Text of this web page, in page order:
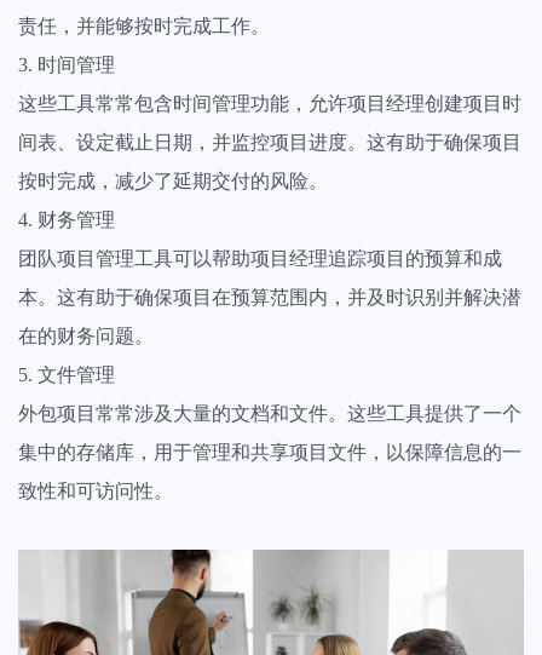
责任，并能够按时完成工作。
3. 时间管理
这些工具常常包含时间管理功能，允许项目经理创建项目时
间表、设定截止日期，并监控项目进度。这有助于确保项目
按时完成，减少了延期交付的风险。
4. 财务管理
团队项目管理工具可以帮助项目经理追踪项目的预算和成
本。这有助于确保项目在预算范围内，并及时识别并解决潜
在的财务问题。
5. 文件管理
外包项目常常涉及大量的文档和文件。这些工具提供了一个
集中的存储库，用于管理和共享项目文件，以保障信息的一
致性和可访问性。